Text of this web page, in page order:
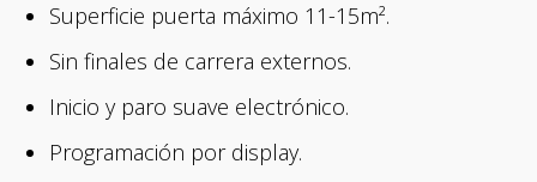
Superficie puerta máximo 11-15m².
Sin finales de carrera externos.
Inicio y paro suave electrónico.
Programación por display.